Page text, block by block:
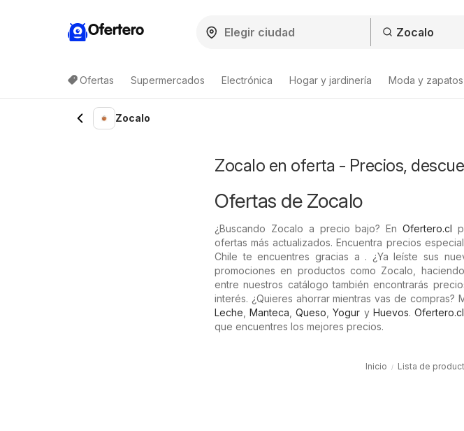
Ofertero
Ofertas Supermercados Electrónica Hogar y jardinería Moda y zapatos
Lista de productos
Zocalo
Zocalo en oferta - Precios,
Ofertas de Zocalo
¿Buscando Zocalo a precio bajo? En Ofertero.cl
ofertas más actualizados. Encuentra precios
Chile te encuentres gracias a . ¿Ya leíste sus
promociones en productos como Zocalo,
entre nuestros catálogo también encontrarás
interés. ¿Quieres ahorrar mientras vas de
Leche ,Manteca ,Queso ,Yogur y Huevos. Ofertero.cl
que encuentres los mejores precios.
Inicio Lista de